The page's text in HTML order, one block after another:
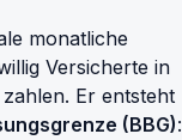
monatliche
Versicherte in
Er entsteht
(BBG):